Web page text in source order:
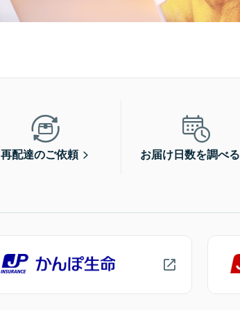
再配達のご依頼 お届け日数を調べる